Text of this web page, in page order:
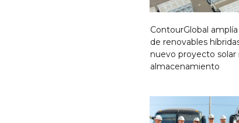
ContourGlobal
de renovables
nuevo proyecto solar
almacenamiento